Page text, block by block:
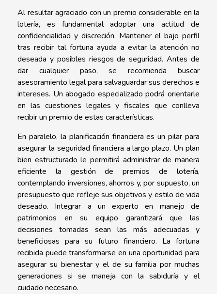
Al resultar agraciado con un premio considerable en la
lotería, es fundamental adoptar una actitud de
confidencialidad y discreción. Mantener el bajo perfil
tras recibir tal fortuna ayuda a evitar la atención no
deseada y posibles riesgos de seguridad. Antes de
dar cualquier paso, se recomienda buscar
asesoramiento legal para salvaguardar sus derechos e
intereses. Un abogado especializado podrá orientarle
en las cuestiones legales y fiscales que conlleva
recibir un premio de estas características.
En paralelo, la planificación financiera es un pilar para
asegurar la seguridad financiera a largo plazo. Un plan
bien estructurado le permitirá administrar de manera
eficiente la gestión de premios de lotería,
contemplando inversiones, ahorros y, por supuesto, un
presupuesto que refleje sus objetivos y estilo de vida
deseado. Integrar a un experto en manejo de
patrimonios en su equipo garantizará que las
decisiones tomadas sean las más adecuadas y
beneficiosas para su futuro financiero. La fortuna
recibida puede transformarse en una oportunidad para
asegurar su bienestar y el de su familia por muchas
generaciones si se maneja con la sabiduría y el
cuidado necesario.